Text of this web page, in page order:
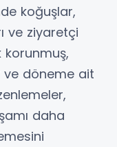
koğuşlar,
ve ziyaretçi
korunmuş,
ve döneme ait
daha